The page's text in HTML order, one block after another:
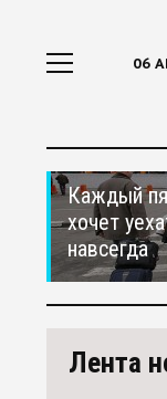
06
Каждый
хочет
навсегда
Лента